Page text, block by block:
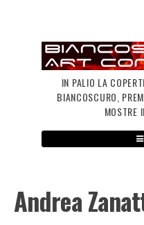
IN PALIO LA
BIANCOSCURO,
MOSTRE
Andrea